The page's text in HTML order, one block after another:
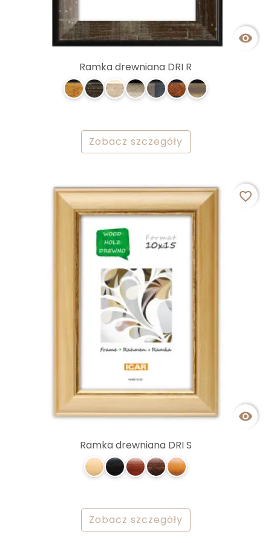

Ramka drewniana DRI R
Zobacz szczegóły

favorite_border
Ramka drewniana DRI S
Zobacz szczegóły